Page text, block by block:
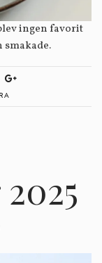
ingen favorit
smakade.